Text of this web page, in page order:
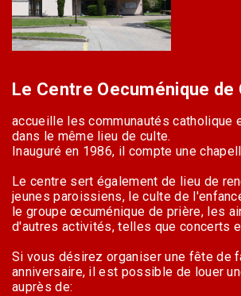
Le Centre Oecuménique de
accueille les communautés catholique
dans le même lieu de culte.
Inauguré en 1986, il compte une
Le centre sert également de lieu de
jeunes paroissiens, le culte de
le groupe œcuménique de prière, les
d'autres activités, telles que concerts
Si vous désirez organiser une fête de
anniversaire, il est possible de louer
auprès de: